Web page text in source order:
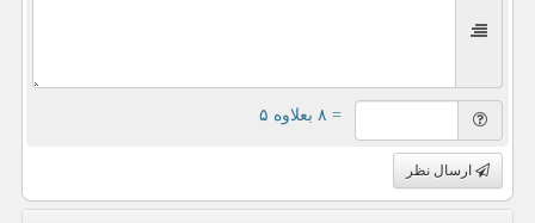
= ۸ بعلاوه ۵
ارسال نظر